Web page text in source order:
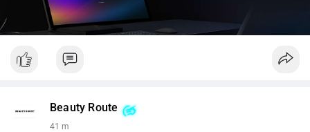
Beauty Route
41 m